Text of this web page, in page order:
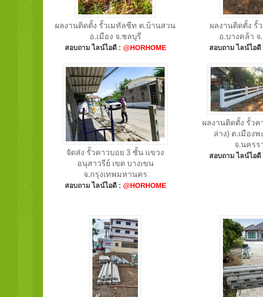
ผลงานติดตั้ง รั้วเมทัลชีท ต.บ้านสวน
อ.เมือง จ.ชลบุรี
สอบถาม ไลน์ไอดี : @HORHOME
ผลงานติดตั้ง รั้
อ.บางคล้า จ
สอบถาม ไลน์ไอ
จัดส่ง รั้วคาวบอย 3 ชั้น แขวง
อนุสาวรีย์ เขต บางเขน
จ.กรุงเทพมหานคร
สอบถาม ไลน์ไอดี : @HORHOME
ผลงานติดตั้ง รั้ว
ล่าง) ต.เมือง
จ.นครร
สอบถาม ไลน์ไอ